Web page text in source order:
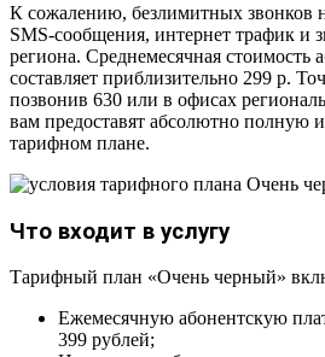
К сожалению, безлимитных звонков
SMS-сообщения, интернет трафик и
региона. Среднемесячная стоимость
составляет приблизительно 299 р.
позвонив 630 или в офисах
вам предоставят абсолютно полную
тарифном плане.
Что входит в услугу
Тарифный план «Очень черный»
Ежемесячную абонентскую
399 рублей;